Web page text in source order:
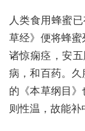
人类食用蜂蜜
草经》便将蜂蜜
诸惊痫痉，安
病，和百药。久
的《本草纲目
则性温，故能补